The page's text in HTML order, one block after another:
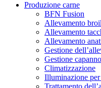
Produzione carne
BFN Fusion
Allevamento
Allevamento
Allevamento
Gestione
Gestione
Climatizzazione
Illuminazione